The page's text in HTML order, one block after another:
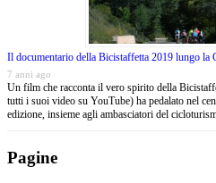
Il documentario della Bicistaffetta 2019 lungo la
7 anni ago
Un film che racconta il vero spirito della
tutti i suoi video su YouTube) ha pedalato nel
edizione, insieme agli ambasciatori del
Pagine